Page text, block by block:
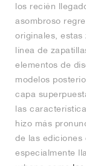
los recién
asombroso
originales, estas
línea de
elementos de
modelos
capa
las
hizo más
de las ediciones
especialmente